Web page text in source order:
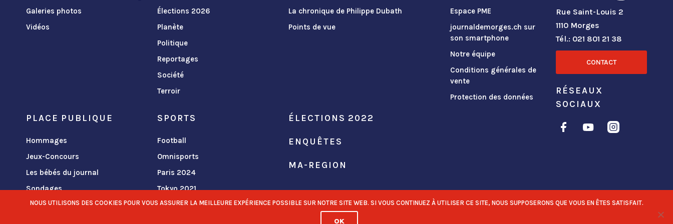
Galeries photos
Vidéos
Élections 2026
Planète
Politique
Reportages
Société
Terroir
La chronique de Philippe Dubath
Points de vue
PLACE PUBLIQUE
Hommages
Jeux-Concours
Les bébés du journal
Sondages
SPORTS
Football
Omnisports
Paris 2024
Tokyo 2021
ÉLECTIONS 2022
ENQUÊTES
MA-REGION
Espace PME
journaldemorges.ch sur
son smartphone
Notre équipe
Conditions générales de
vente
Protection des données
Rue Saint-Louis 2
1110 Morges
Tél.: 021 801 21 38
CONTACT
RÉSEAUX
SOCIAUX
NOUS UTILISONS DES COOKIES POUR VOUS ASSURER LA MEILLEURE EXPÉRIENCE POSSIBLE SUR NOTRE SITE WEB. SI VOUS CONTINUEZ À UTILISER CE SITE, NOUS SUPPOSERONS QUE VOUS EN ÊTES SATISFAIT.
OK